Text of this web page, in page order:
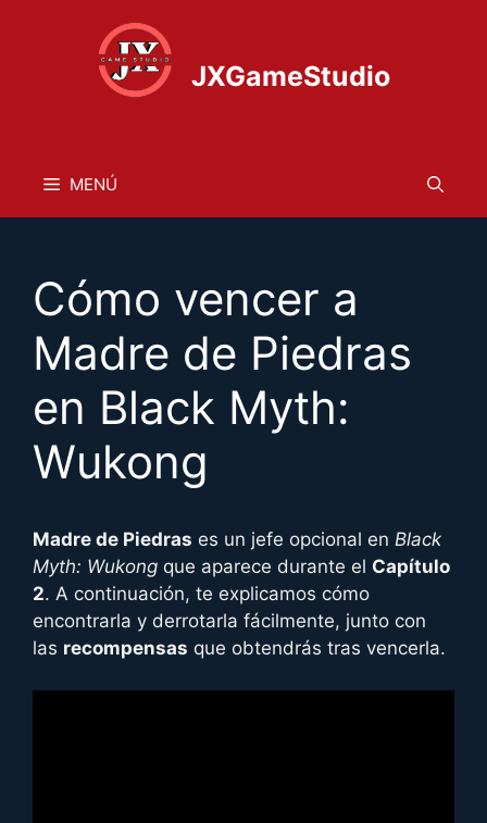
JXGameStudio
MENÚ
Cómo vencer a
Madre de Piedras
en Black Myth:
Wukong
Madre de Piedras es un jefe opcional en Black
Myth: Wukong que aparece durante el Capítulo
2. A continuación, te explicamos cómo
encontrarla y derrotarla fácilmente, junto con
las recompensas que obtendrás tras vencerla.